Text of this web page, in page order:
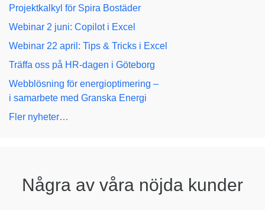
Projektkalkyl för Spira Bostäder
Webinar 2 juni: Copilot i Excel
Webinar 22 april: Tips & Tricks i Excel
Träffa oss på HR-dagen i Göteborg
Webblösning för energioptimering –
i samarbete med Granska Energi
Fler nyheter…
Några av våra nöjda kunder